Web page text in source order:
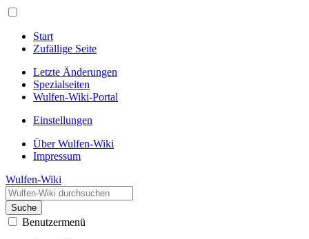
Start
Zufällige Seite
Letzte Änderungen
Spezialseiten
Wulfen-Wiki-Portal
Einstellungen
Über Wulfen-Wiki
Impressum
Wulfen-Wiki
Suche
Benutzermenü